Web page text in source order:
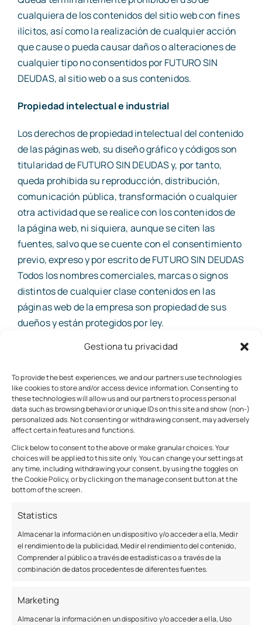
Gestiona tu privacidad
To provide the best experiences, we and our partners use technologies
like cookies to store and/or access device information. Consenting to
these technologies will allow us and our partners to process personal
data such as browsing behavior or unique IDs on this site and show (non-)
personalized ads. Not consenting or withdrawing consent, may adversely
affect certain features and functions.
Click below to consent to the above or make granular choices. Your
choices will be applied to this site only. You can change your settings at
any time, including withdrawing your consent, by using the toggles on
the Cookie Policy, or by clicking on the manage consent button at the
bottom of the screen.
Statistics
Almacenar la información en un dispositivo y/o acceder a ella, Medir
el rendimiento de la publicidad, Medir el rendimiento del contenido,
Comprender al público a través de estadísticas o a través de la
combinación de datos procedentes de diferentes fuentes.
Marketing
Almacenar la información en un dispositivo y/o acceder a ella, Uso
cualquiera de los contenidos del sitio web con fines
ilícitos, así como la realización de cualquier acción
que cause o pueda causar daños o alteraciones de
cualquier tipo no consentidos por FUTURO SIN
DEUDAS, al sitio web o a sus contenidos.
Propiedad intelectual e industrial
Los derechos de propiedad intelectual del contenido
de las páginas web, su diseño gráfico y códigos son
titularidad de FUTURO SIN DEUDAS y, por tanto,
queda prohibida su reproducción, distribución,
comunicación pública, transformación o cualquier
otra actividad que se realice con los contenidos de
la página web, ni siquiera, aunque se citen las
fuentes, salvo que se cuente con el consentimiento
previo, expreso y por escrito de FUTURO SIN DEUDAS
Todos los nombres comerciales, marcas o signos
distintos de cualquier clase contenidos en las
páginas web de la empresa son propiedad de sus
dueños y están protegidos por ley.
FUTURO SIN DEUDAS no concede ninguna licencia o
derechos de propiedad intelectual e industrial o
sobre cualquier otra propiedad o derecho
relacionado con el sitio web, y en ningún caso se
entenderá que el acceso y navegación de los
usuarios implica una renuncia, transmisión,
licencia o cesión total ni parcial de dichos derechos
por parte de FUTURO SIN DEUDAS.
previamente por parte de FUTURO SIN DEUDAS será
considerado un incumplimiento grave de los
derechos de propiedad intelectual o industrial y dará
lugar a las responsabilidades legalmente
derecho de ejercitar frente al usuario las acciones
judiciales y extrajudiciales que correspondan.